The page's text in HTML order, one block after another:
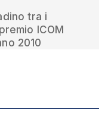
tra i
ICOM
2010